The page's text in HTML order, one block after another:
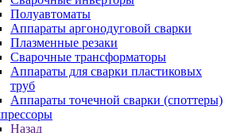
Полуавтоматы
Аппараты аргонодуговой сварки
Плазменные резаки
Сварочные трансформаторы
Аппараты для сварки пластиковых
труб
Аппараты точечной сварки (споттеры)
Назад